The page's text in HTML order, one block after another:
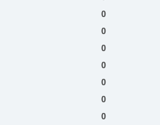
0
0
0
0
0
0
0